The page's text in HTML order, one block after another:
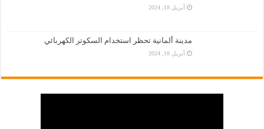
أبريل 18, 2024
مدينة ألمانية تحظر استخدام السكوتر الكهربائي
أبريل 18, 2024